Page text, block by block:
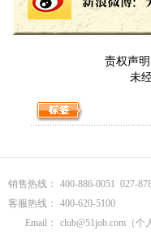
责权声
未
销售热线：
400-886-0051 027-
客服热线：
400-620-5100
Email：
club@51job.com （个